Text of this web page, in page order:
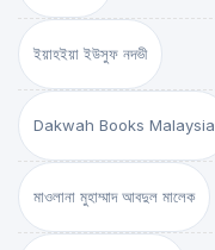
ইয়াহইয়া ইউসুফ নদভী
Dakwah Books Malaysia
মাওলানা মুহাম্মাদ আবদুল মালেক